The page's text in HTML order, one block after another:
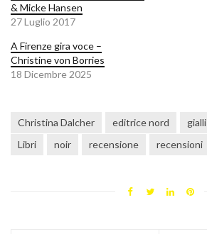
& Micke Hansen
27 Luglio 2017
A Firenze gira voce –
Christine von Borries
18 Dicembre 2025
Christina Dalcher editrice nord gialli
Libri
noir recensione recensioni